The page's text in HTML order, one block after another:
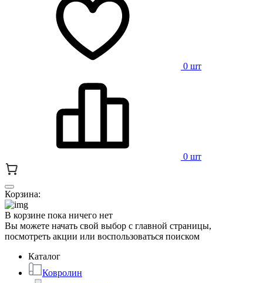
0 шт
0 шт
Корзина:
В корзине пока ничего нет
Вы можете начать свой выбор с главной страницы,
посмотреть акции или воспользоваться поиском
Каталог
Ковролин